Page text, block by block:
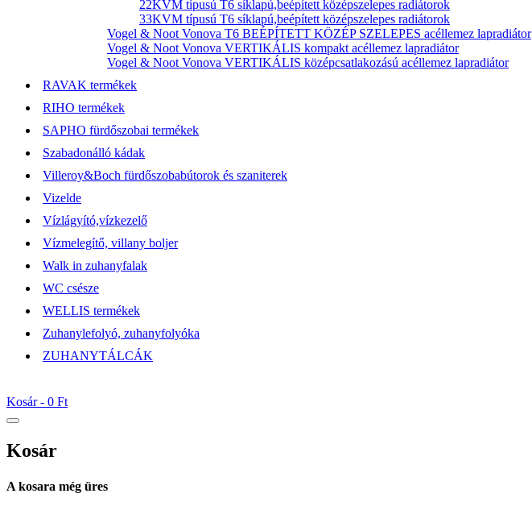
22KVM típusú T6 síklapú,beépített középszelepes radiátorok
33KVM típusú T6 síklapú,beépített középszelepes radiátorok
Vogel & Noot Vonova T6 BEÉPÍTETT KÖZÉP SZELEPES acéllemez lapradiátor
Vogel & Noot Vonova VERTIKÁLIS kompakt acéllemez lapradiátor
Vogel & Noot Vonova VERTIKÁLIS középcsatlakozású acéllemez lapradiátor
RAVAK termékek
RIHO termékek
SAPHO fürdőszobai termékek
Szabadonálló kádak
Villeroy&Boch fürdőszobabútorok és szaniterek
Vizelde
Vízlágyító,vízkezelő
Vízmelegítő, villany boljer
Walk in zuhanyfalak
WC csésze
WELLIS termékek
Zuhanylefolyó, zuhanyfolyóka
ZUHANYTÁLCÁK
Kosár - 0 Ft
Kosár
A kosara még üres